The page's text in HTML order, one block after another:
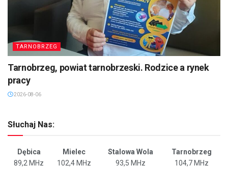
TARNOBRZEG
Tarnobrzeg, powiat tarnobrzeski. Rodzice a rynek
pracy
2026-08-06
Słuchaj Nas:
Dębica Mielec Stalowa Wola
Tarnobrzeg
89,2 MHz
102,4 MHz 93,5 MHz 104,7 MHz